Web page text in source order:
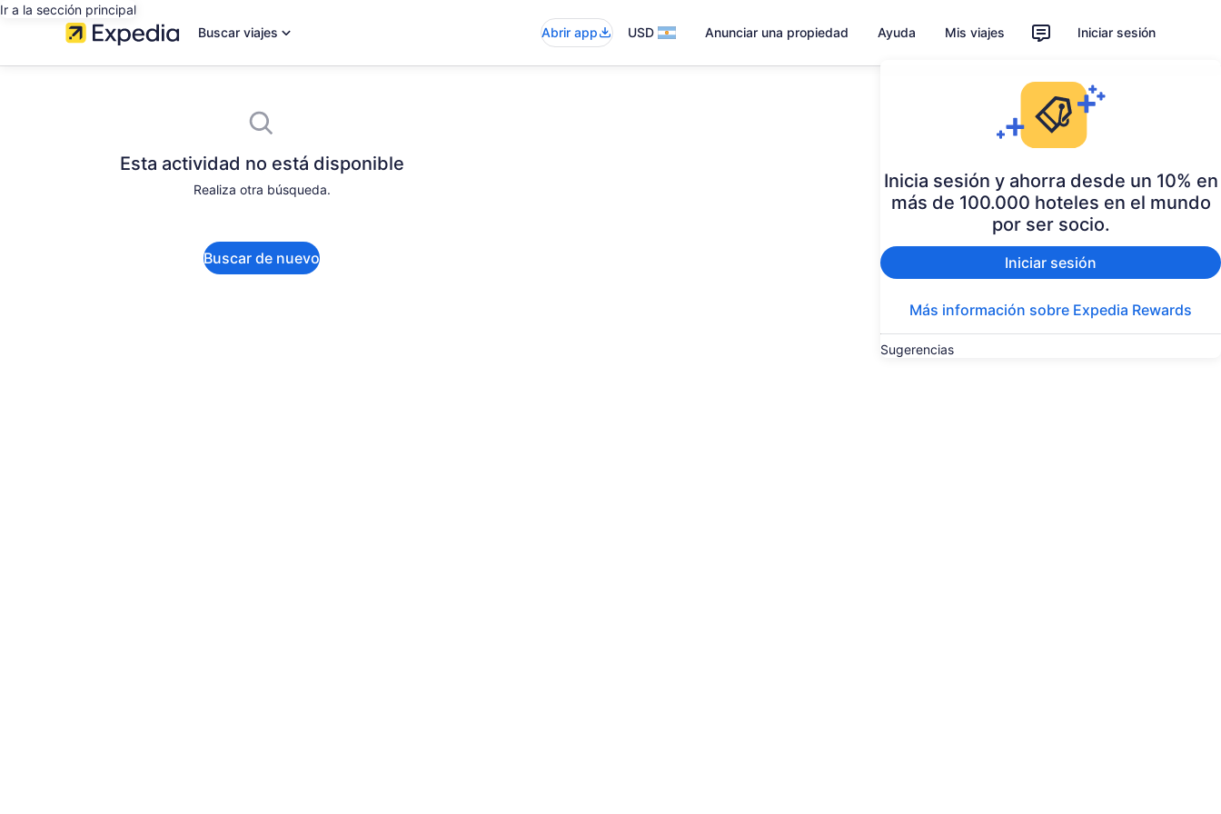
Ir a la sección principal
Buscar viajes
Abrir app USD Anunciar una propiedad Ayuda Mis viajes Iniciar sesión
Inicia sesión y ahorra desde un 10% en
más de 100.000 hoteles en el mundo
por ser socio.
Iniciar sesión
Más información sobre Expedia Rewards
Sugerencias
Esta actividad no está disponible
Realiza otra búsqueda.
Buscar de nuevo